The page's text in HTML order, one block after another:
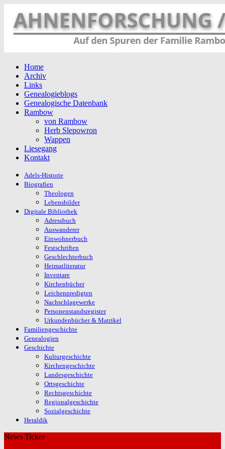
Home
Archiv
Links
Genealogieblogs
Genealogische Datenbank
Rambow
von Rambow
Herb Slepowron
Wappen
Liesegang
Kontakt
Adels-Historie
Biografien
Theologen
Lebensbilder
Digitale Bibliothek
Adressbuch
Auswanderer
Einwohnerbuch
Festschriften
Geschlechterbuch
Heimatliteratur
Inventare
Kirchenbücher
Leichenpredigten
Nachschlagewerke
Personenstandsregister
Urkundenbücher & Matrikel
Familiengeschichte
Genealogien
Geschichte
Kulturgeschichte
Kirchengeschichte
Landesgeschichte
Ortsgeschichte
Rechtsgeschichte
Regionalgeschichte
Sozialgeschichte
Heraldik
News Ticker